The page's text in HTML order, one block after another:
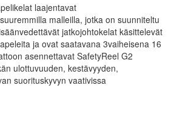
laajentavat
malleilla, jotka on suunniteltu
jatkojohtokelat käsittelevät
ja ovat saatavana 3vaiheisena 16
asennettavat SafetyReel G2
ulottuvuuden, kestävyyden,
suorituskyvyn vaativissa